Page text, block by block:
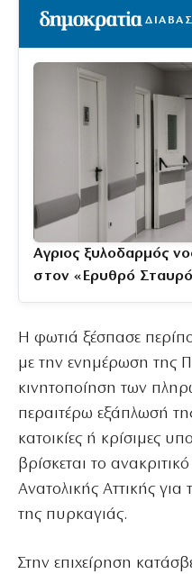
Αγριος ξυλοδαρμός
στον «Ερυθρό
Η φωτιά ξέσπασε
με την ενημέρωση της
κινητοποίηση των
περαιτέρω εξάπλωσή
κατοικίες ή κρίσιμες
βρίσκεται το
Ανατολικής Αττικής
της πυρκαγιάς.
Στην επιχείρηση